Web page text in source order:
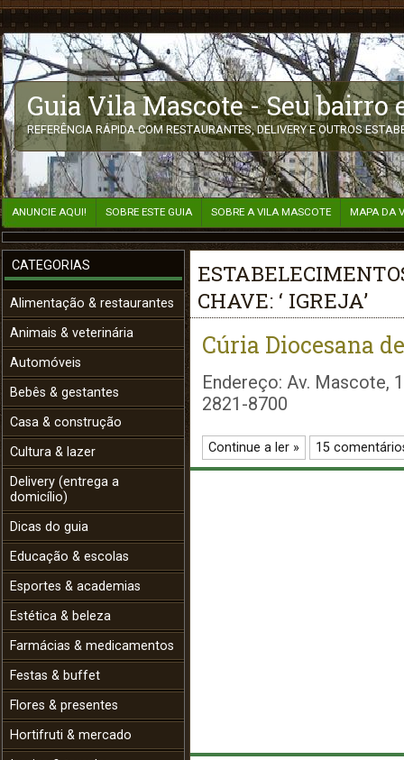
Guia Vila Mascote - Seu bairro
REFERÊNCIA RÁPIDA COM RESTAURANTES, DELIVERY E OUTROS
ANUNCIE AQUI! SOBRE ESTE GUIA SOBRE A VILA MASCOTE MAPA DA
CATEGORIAS
Alimentação & restaurantes
Animais & veterinária
Automóveis
Bebês & gestantes
Casa & construção
Cultura & lazer
Delivery (entrega a
domicílio)
Dicas do guia
Educação & escolas
Esportes & academias
Estética & beleza
Farmácias & medicamentos
Festas & buffet
Flores & presentes
Hortifruti & mercado
CHAVE: ‘ IGREJA’
Cúria Diocesana
Endereço: Av. Mascote,
2821-8700
Continue a ler » 15